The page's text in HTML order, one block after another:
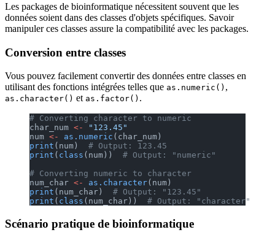
Les packages de bioinformatique nécessitent souvent que les
données soient dans des classes d'objets spécifiques. Savoir
manipuler ces classes assure la compatibilité avec les packages.
Conversion entre classes
Vous pouvez facilement convertir des données entre classes en
utilisant des fonctions intégrées telles que as.numeric() ,
as.character() et as.factor() .
# Converting character to numeric
char_num <-
"123.45"
num <- as.numeric (char_num)
print (num) # Output: 123.45
print ( class (num)) # Output: "numeric"
# Converting numeric to character
num_char <- as.character(num)
print (num_char) # Output: "123.45"
print ( class (num_char)) # Output: "character"
Scénario pratique de bioinformatique